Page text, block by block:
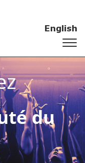
English
du